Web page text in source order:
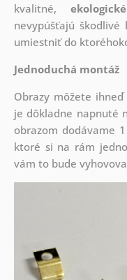
kvalitné,
nevypúšťajú
umiestniť do
Jednoduchá montáž
Obrazy môžete
je dôkladne napnuté
obrazom dodávame
ktoré si na rám
vám to bude